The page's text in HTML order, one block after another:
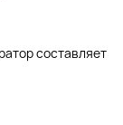
составляет